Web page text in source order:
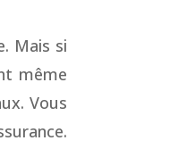
Mais si
même
Vous